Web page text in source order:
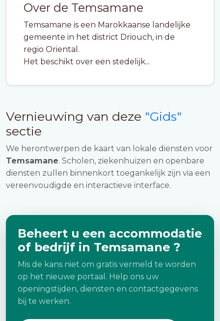
Over de Temsamane
Temsamane is een Marokkaanse landelijke
gemeente in het district Driouch, in de
regio Oriental.
Het beschikt over een stedelijk...
Vernieuwing van deze "Gids"
sectie
We herontwerpen de kaart van lokale diensten voor
Temsamane. Scholen, ziekenhuizen en openbare
diensten zullen binnenkort toegankelijk zijn via een
vereenvoudigde en interactieve interface.
Beheert u een accommodatie
of bedrijf in Temsamane ?
Mis de kans niet om gratis vermeld te worden
op het nieuwe portaal. Help ons uw
openingstijden, diensten en contactgegevens
bij te werken.